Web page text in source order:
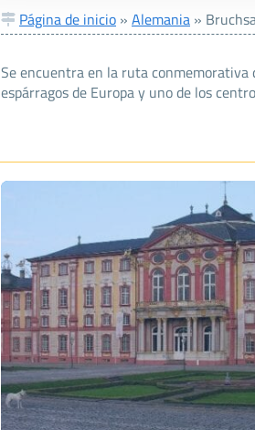
Página de inicio » Alemania »
Se encuentra en la ruta conmemorativa
espárragos de Europa y uno de los